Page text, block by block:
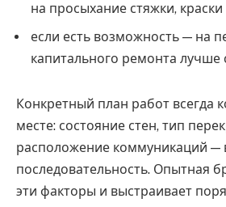
на просыхание стяжки,
если есть возможность — на
капитального ремонта лучше
Конкретный план работ всегда
месте: состояние стен, тип
расположение коммуникаций —
последовательность. Опытная
эти факторы и выстраивает